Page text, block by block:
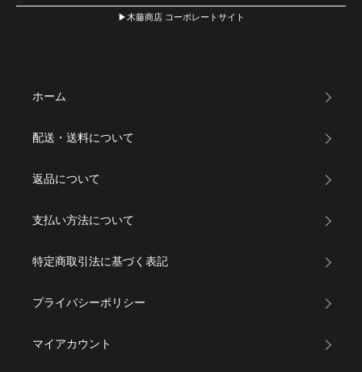
▶木藤商店 コーポレートサイト
ホーム
配送・送料について
返品について
支払い方法について
特定商取引法に基づく表記
プライバシーポリシー
マイアカウント